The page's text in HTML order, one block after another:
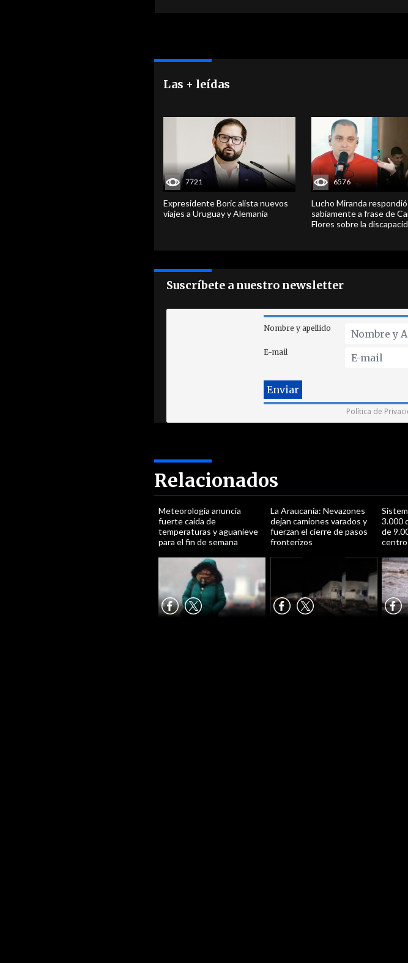
Las + leídas
7721
Expresidente Boric alista nuevos
viajes a Uruguay y Alemania
6576
Lucho Miranda respondió
sabiamente a frase de
Flores sobre la
Suscríbete a nuestro newsletter
Nombre y apellido
E-mail
Política de
Relacionados
Meteorología anuncia
fuerte caída de
temperaturas y aguanieve
para el fin de semana
La Araucanía: Nevazones
dejan camiones varados y
fuerzan el cierre de pasos
fronterizos
3.000
de